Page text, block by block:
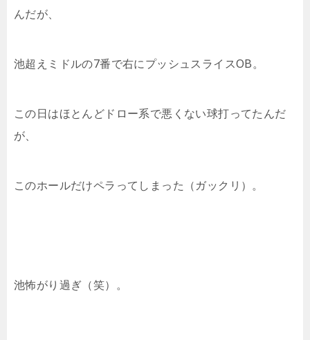
んだが、
池超えミドルの7番で右にプッシュスライスOB。
この日はほとんどドロー系で悪くない球打ってたんだ
が、
このホールだけペラってしまった（ガックリ）。
池怖がり過ぎ（笑）。